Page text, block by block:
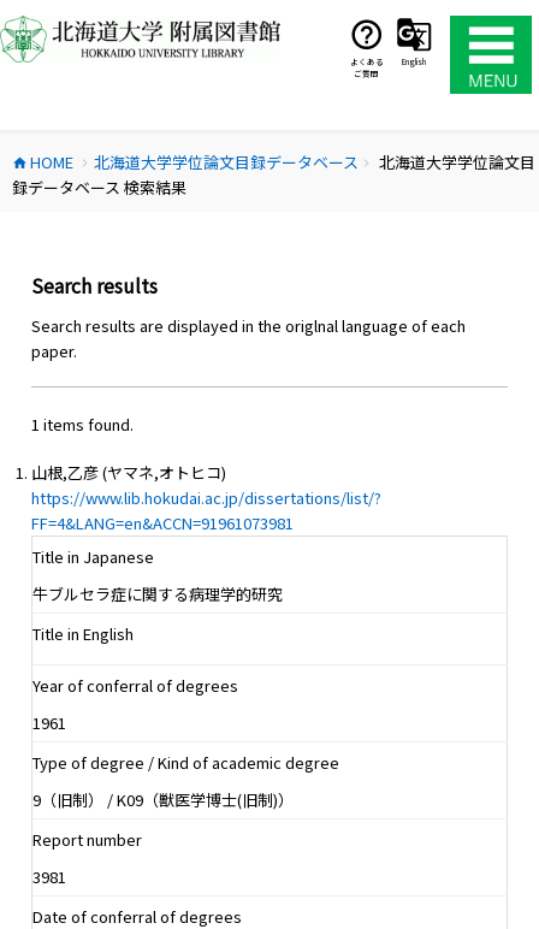
ン
テ
ス
キ
よくある
ご質問
English
home HOME chevron_right 北海道大学学位論文目録データベース chevron_right
北海道大学学位論文目
録データベース 検索結果
Search results
Search results are displayed in the origlnal language of each
paper.
1 items found.
山根,乙彦 (ヤマネ,オトヒコ)
https://www.lib.hokudai.ac.jp/dissertations/list/?
FF=4&LANG=en&ACCN=91961073981
Title in Japanese
牛ブルセラ症に関する病理学的研究
Title in English
Year of conferral of degrees
1961
Type of degree / Kind of academic degree
9（旧制） / K09（獣医学博士(旧制)）
Report number
3981
Date of conferral of degrees